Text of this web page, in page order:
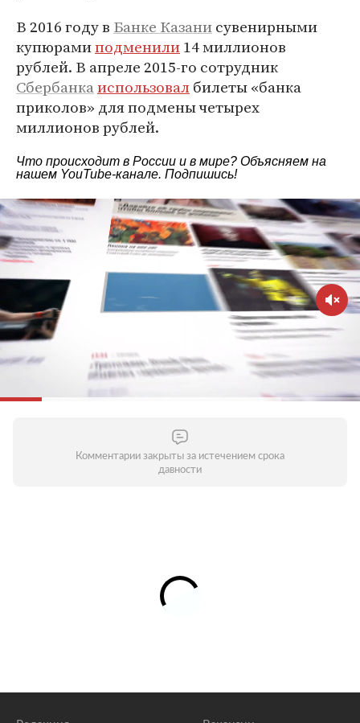
В 2016 году в Банке Казанисувенирными
купюрамиподменили14 миллионов
рублей. В апреле 2015-го сотрудник
Сбербанкаиспользовалбилеты «банка
приколов» для подмены четырех
миллионов рублей.
Что происходит в России и в мире? Объясняем на
нашем YouTube-канале. Подпишись!
Комментарии закрыты за истечением срока
давности